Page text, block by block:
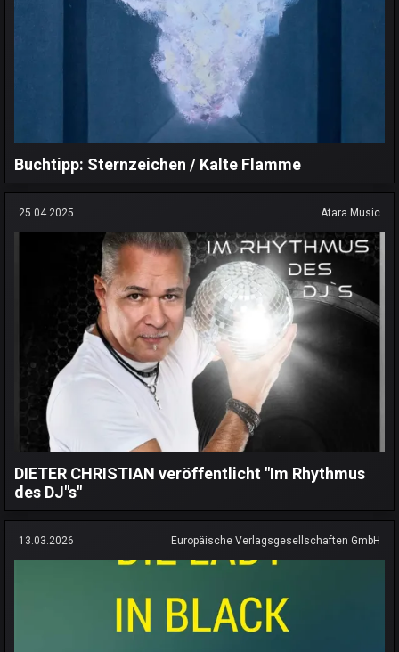
Buchtipp: Sternzeichen / Kalte Flamme
25.04.2025 Atara Music
DIETER CHRISTIAN veröffentlicht "Im Rhythmus
des DJ"s"
13.03.2026 Europäische Verlagsgesellschaften GmbH